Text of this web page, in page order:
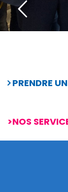
PRENDRE
>NOS